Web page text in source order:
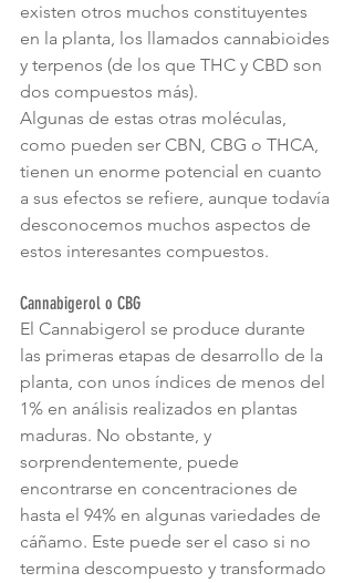
existen otros muchos constituyentes
en la planta, los llamados cannabioides
y terpenos (de los que THC y CBD son
dos compuestos más).
Algunas de estas otras moléculas,
como pueden ser CBN, CBG o THCA,
tienen un enorme potencial en cuanto
a sus efectos se refiere, aunque todavía
desconocemos muchos aspectos de
estos interesantes compuestos.
Cannabigerol o CBG
El Cannabigerol se produce durante
las primeras etapas de desarrollo de la
planta, con unos índices de menos del
1% en análisis realizados en plantas
maduras. No obstante, y
sorprendentemente, puede
encontrarse en concentraciones de
hasta el 94% en algunas variedades de
cáñamo. Este puede ser el caso si no
termina descompuesto y transformado